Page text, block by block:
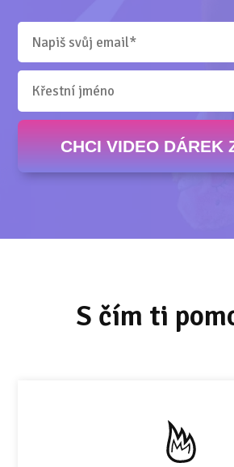
CHCI VIDEO DÁREK
S čím ti